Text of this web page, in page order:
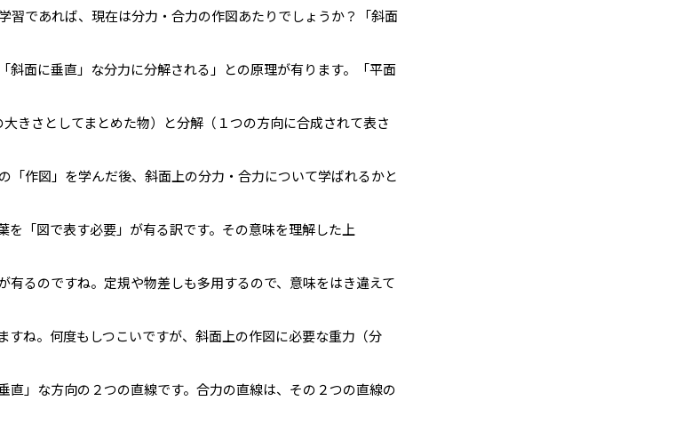
習であれば、現在は分力・合力の作図あたりでしょうか？「斜面
面に垂直」な分力に分解される」との原理が有ります。「平面
きさとしてまとめた物）と分解（１つの方向に合成されて表さ
作図」を学んだ後、斜面上の分力・合力について学ばれるかと
を「図で表す必要」が有る訳です。その意味を理解した上
るのですね。定規や物差しも多用するので、意味をはき違えて
ね。何度もしつこいですが、斜面上の作図に必要な重力（分
」な方向の２つの直線です。合力の直線は、その２つの直線の